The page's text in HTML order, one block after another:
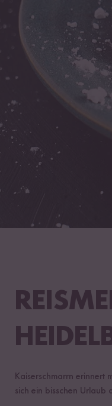
Kaiserschmarrn erinnert
sich ein bisschen Urlaub